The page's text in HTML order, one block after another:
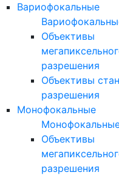
Вариофокальные
Объективы
разрешения
Объективы
разрешения
Монофокальные
Объективы
разрешения